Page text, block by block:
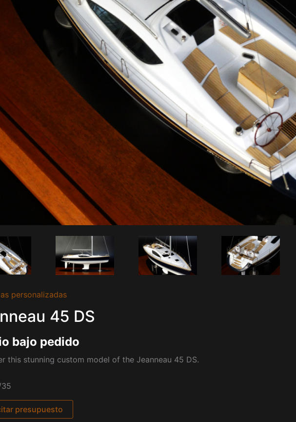
personalizadas
45 DS
bajo pedido
this stunning custom model of the Jeanneau 45 DS.
35
presupuesto